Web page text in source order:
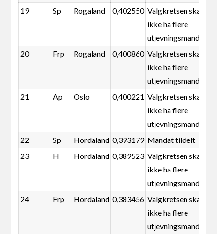
19
Sp Rogaland 0,402550 Valgkretsen skal
ikke ha flere
utjevningsmandater
20
Frp Rogaland 0,400860 Valgkretsen skal
ikke ha flere
utjevningsmandater
21
Ap Oslo 0,400221 Valgkretsen skal
ikke ha flere
utjevningsmandater
22
Sp Hordaland 0,393179 Mandat tildelt
23
H Hordaland 0,389523 Valgkretsen skal
ikke ha flere
utjevningsmandater
24
Frp Hordaland 0,383456 Valgkretsen skal
ikke ha flere
utjevningsmandater